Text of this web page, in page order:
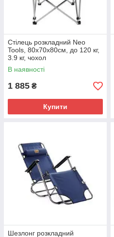
Стілець розкладний Neo
Tools, 80x70x80см, до 120 кг,
3.9 кг, чохол
В наявності
1 885 ₴
Купити
Шезлонг розкладний